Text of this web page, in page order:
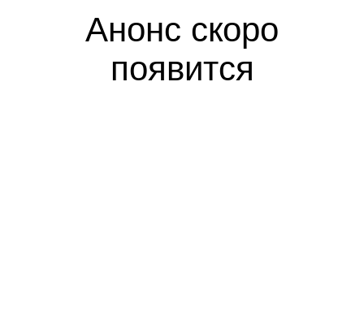
Анонс скоро
появится